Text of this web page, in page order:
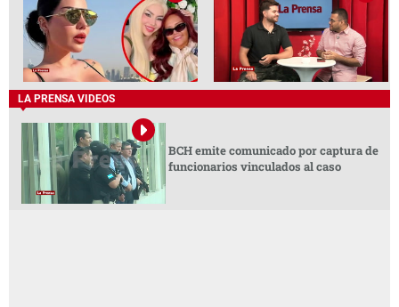
LA PRENSA VIDEOS
BCH emite comunicado por captura de
funcionarios vinculados al caso